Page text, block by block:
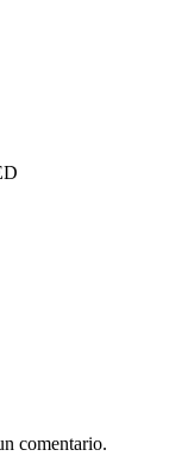
comentario.